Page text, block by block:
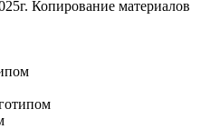
Копирование материалов